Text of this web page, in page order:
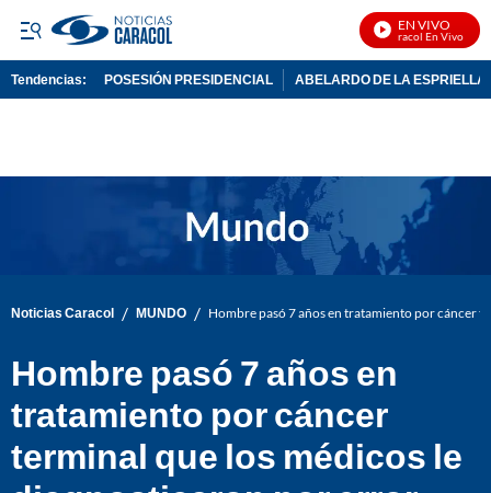
EN VIVO
Noticias Caracol En Vivo
Tendencias: POSESIÓN PRESIDENCIAL ABELARDO DE LA ESPRIELLA
Noticias Caracol / MUNDO / Hombre pasó 7 años en tratamiento por cáncer
Hombre pasó 7 años en
tratamiento por cáncer
terminal que los médicos le